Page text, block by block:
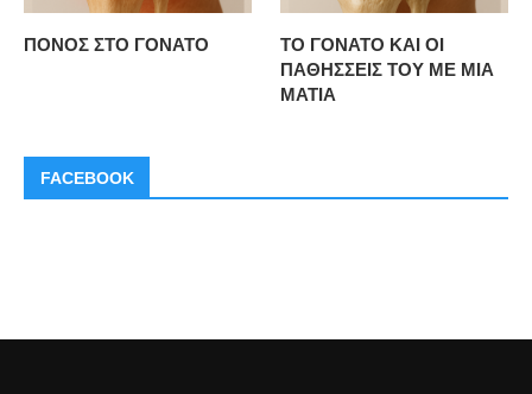
ΠΟΝΟΣ ΣΤΟ ΓΟΝΑΤΟ
ΤΟ ΓΟΝΑΤΟ ΚΑΙ ΟΙ
ΠΑΘΗΣΣΕΙΣ ΤΟΥ ΜΕ ΜΙΑ
ΜΑΤΙΑ
FACEBOOK